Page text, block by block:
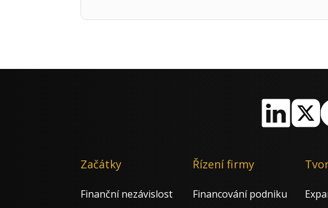
Začátky
Finanční nezávislost
Řízení firmy
Financování podniku